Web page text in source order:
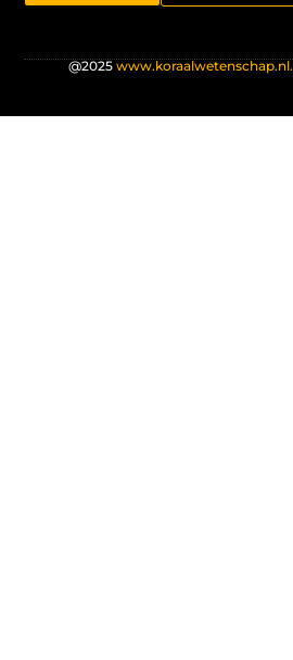
@2025 www.koraalwetenschap.nl.